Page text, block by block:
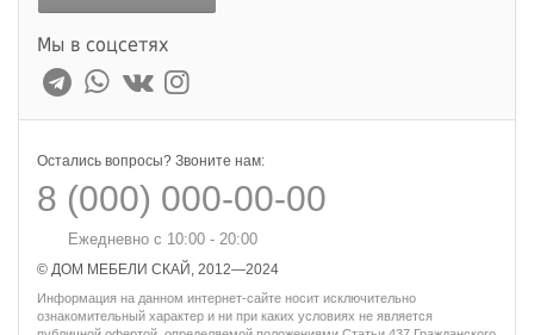
Мы в соцсетях
Остались вопросы? Звоните нам:
8 (000) 000-00-00
Ежедневно с 10:00 - 20:00
© ДОМ МЕБЕЛИ СКАЙ, 2012—2024
Информация на данном интернет-сайте носит исключительно
ознакомительный характер и ни при каких условиях не является